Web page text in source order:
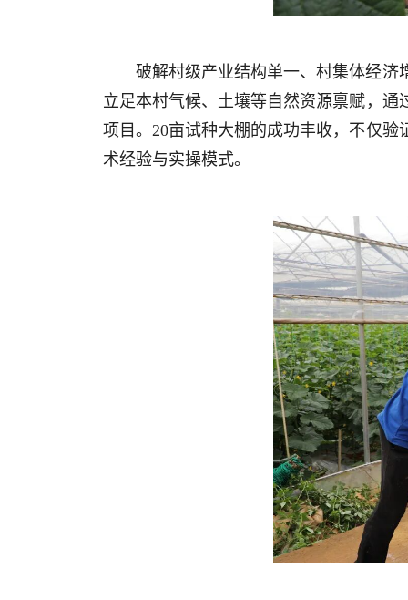
破解村级产业结构单一、村集体经济
立足本村气候、土壤等自然资源禀赋，
项目。20亩试种大棚的成功丰收，不仅
术经验与实操模式。